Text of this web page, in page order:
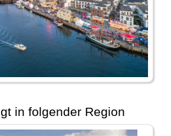
in folgender Region